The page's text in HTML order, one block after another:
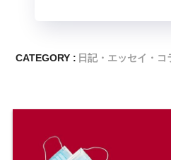
CATEGORY : 日記・エッセイ・コ